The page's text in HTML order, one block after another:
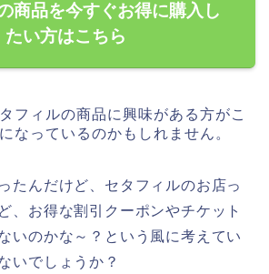
商品を今すぐお得に購入し
たい方はこちら
フィルの商品に興味がある方がこ
なっているのかもしれません。
たんだけど、セタフィルのお店っ
、お得な割引クーポンやチケット
いのかな～？という風に考えてい
いでしょうか？